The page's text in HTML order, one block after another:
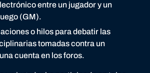
entre un jugador y un
(GM).
o hilos para debatir las
tomadas contra un
cuenta en los foros.